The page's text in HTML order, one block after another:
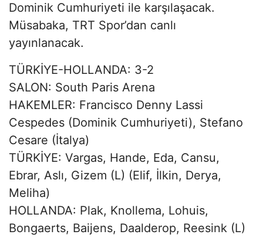
Dominik Cumhuriyeti ile karşılaşacak.
Müsabaka, TRT Spor’dan canlı
yayınlanacak.
TÜRKİYE-HOLLANDA: 3-2
SALON: South Paris Arena
HAKEMLER: Francisco Denny Lassi
Cespedes (Dominik Cumhuriyeti), Stefano
Cesare (İtalya)
TÜRKİYE: Vargas, Hande, Eda, Cansu,
Ebrar, Aslı, Gizem (L) (Elif, İlkin, Derya,
Meliha)
HOLLANDA: Plak, Knollema, Lohuis,
Bongaerts, Baijens, Daalderop, Reesink (L)